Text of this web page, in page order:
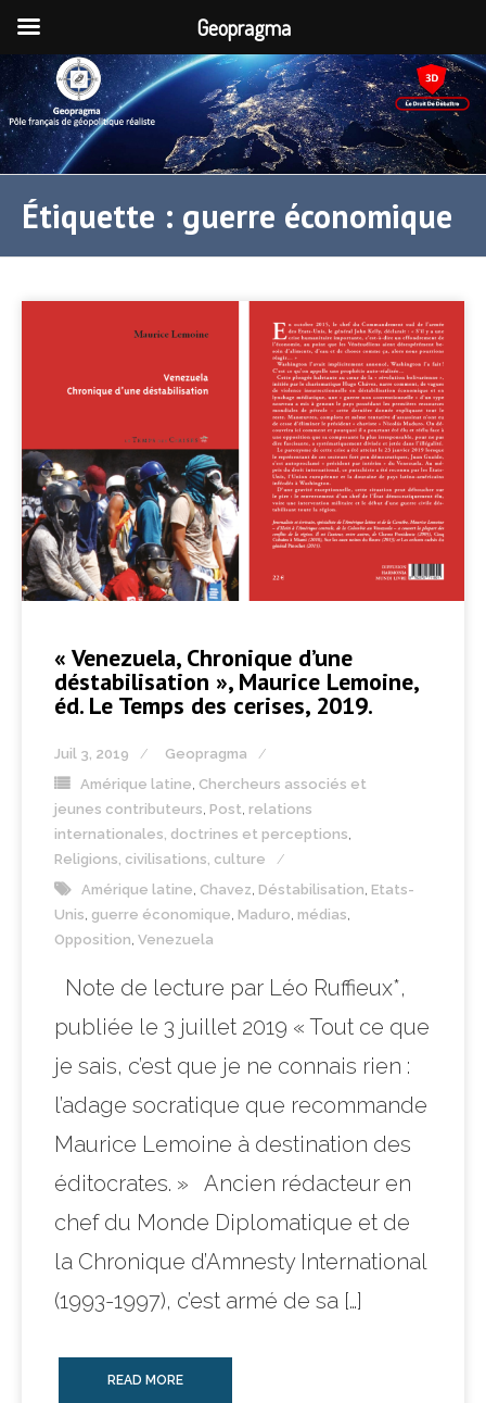
Étiquette : guerre économique
« Venezuela, Chronique d’une
déstabilisation », Maurice Lemoine,
éd. Le Temps des cerises, 2019.
Juil 3, 2019
Geopragma
Amérique latine Chercheurs associés et
jeunes contributeurs Post relations
internationales, doctrines et perceptions
Religions, civilisations, culture
Amérique latine Chavez Déstabilisation Etats-
Unis guerre économique Maduro médias
Opposition Venezuela
Note de lecture par Léo Ruffieux*,
publiée le 3 juillet 2019 « Tout ce que
je sais, c’est que je ne connais rien :
l’adage socratique que recommande
Maurice Lemoine à destination des
éditocrates. » Ancien rédacteur en
chef du Monde Diplomatique et de
la Chronique d’Amnesty International
(1993-1997), c’est armé de sa […]
READ MORE
Geopragma